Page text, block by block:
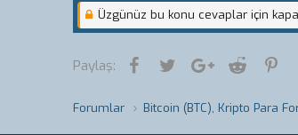
Üzgünüz bu konu cevaplar için
Paylaş: FacebookTwitterGoogle+
Reddit
Forumlar Bitcoin (BTC), Kripto Para